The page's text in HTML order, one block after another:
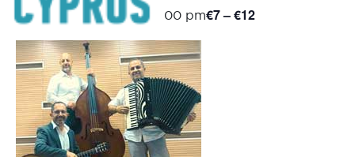
November 9, 2025 @ 8:00 pm€7 – €12